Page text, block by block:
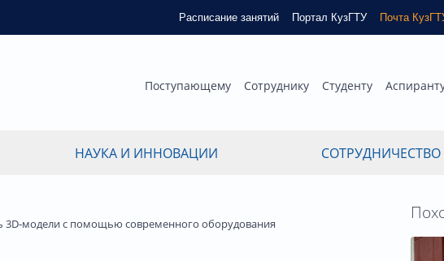
Расписание занятий Портал КузГТУ Почта
Поступающему Сотруднику Студенту
НАУКА И ИННОВАЦИИ СОТРУДНИЧЕСТВО
3D‑модели с помощью современного оборудования